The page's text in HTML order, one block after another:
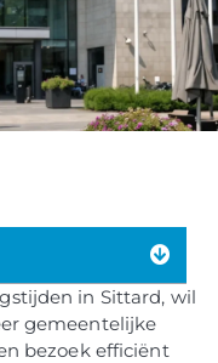
in Sittard, wil
gemeentelijke
bezoek efficiënt